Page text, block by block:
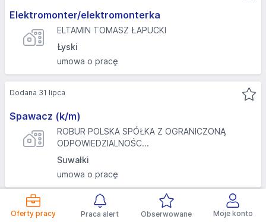
Oferty pracy Praca alert Obserwowane Moje konto
Elektromonter/elektromonterka
ELTAMIN TOMASZ ŁAPUCKI
Łyski
umowa o pracę
Spawacz (k/m)
ROBUR POLSKA SPÓŁKA Z OGRANICZONĄ
ODPOWIEDZIALNOŚC...
Suwałki
umowa o pracę
Dodana 31 lipca
NASTĘPNA